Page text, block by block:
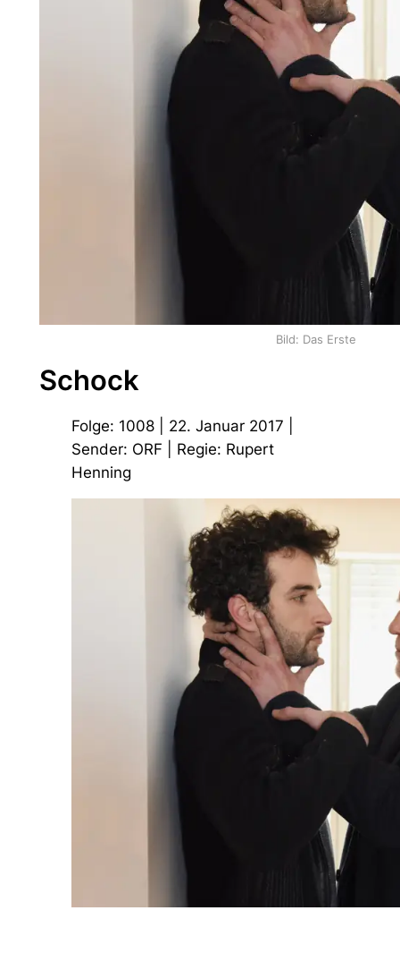
Bild: Das Erste
Schock
Folge: 1008 | 22. Januar 2017 |
Sender: ORF | Regie: Rupert
Henning